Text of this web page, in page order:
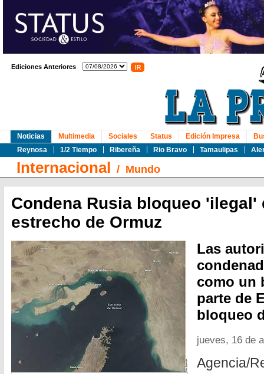
Ediciones Anteriores
Noticias
Reynosa
1/2 Tiempo Ribereña Rio Bravo Tamaulipas
Multimedia Sociales Status Edición Impresa
Internacional / Mundo
Condena Rusia bloqueo 'ilegal'
estrecho de Ormuz
Las
como un
parte de
bloqueo
jueves, 16 de
Agencia/